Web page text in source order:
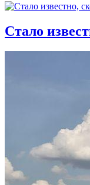
Стало